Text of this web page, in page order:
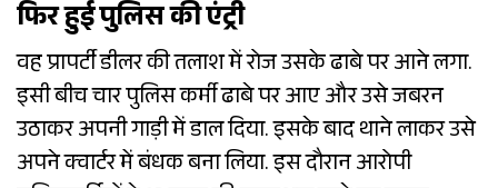
फिर हुई पुलिस की एंट्री
वह प्रापर्टी डीलर की तलाश में रोज उसके ढाबे पर आने लगा.
इसी बीच चार पुलिस कर्मी ढाबे पर आए और उसे जबरन
उठाकर अपनी गाड़ी में डाल दिया. इसके बाद थाने लाकर उसे
अपने क्वार्टर में बंधक बना लिया. इस दौरान आरोपी